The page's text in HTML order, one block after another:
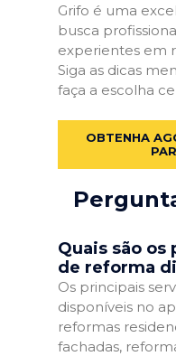
Grifo é uma
busca
experientes em
Siga as dicas
faça a escolha
OBTENHA
Quais são
de reforma
Os principais
disponíveis no
reformas
fachadas,